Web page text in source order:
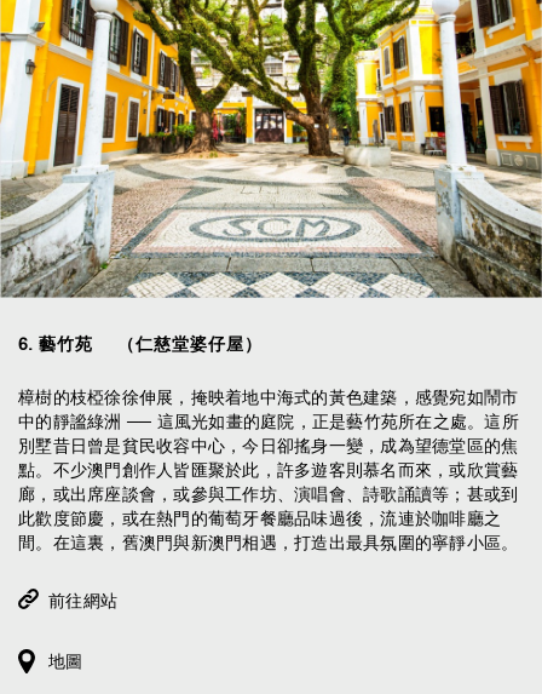
6. 藝竹苑 （仁慈堂婆仔屋）
樟樹的枝椏徐徐伸展，掩映着地中海式的黃色建築，感覺宛如鬧市
中的靜謐綠洲 ── 這風光如畫的庭院，正是藝竹苑所在之處。這所
別墅昔日曾是貧民收容中心，今日卻搖身一變，成為望德堂區的焦
點。不少澳門創作人皆匯聚於此，許多遊客則慕名而來，或欣賞藝
廊，或出席座談會，或參與工作坊、演唱會、詩歌誦讀等；甚或到
此歡度節慶，或在熱門的葡萄牙餐廳品味過後，流連於咖啡廳之
間。在這裏，舊澳門與新澳門相遇，打造出最具氛圍的寧靜小區。
前往網站
地圖